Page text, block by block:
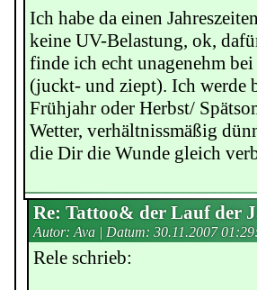
Ich habe da einen
keine UV-Belastung, ok,
finde ich echt unagenehm
(juckt- und ziept). Ich werde
Frühjahr oder Herbst/
Wetter, verhältnissmäßig
die Dir die Wunde gleich
Re: Tattoo& der Lauf der
Autor: Ava | Datum: 30.11.2007
Rele schrieb: